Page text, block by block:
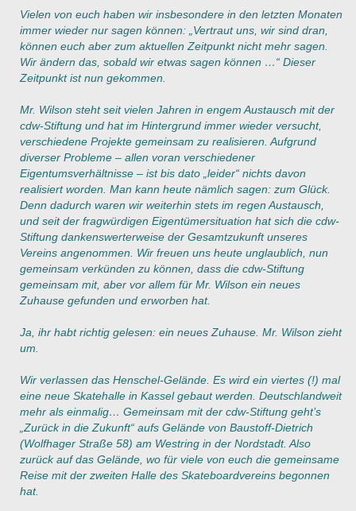
Vielen von euch haben wir insbesondere in den letzten Monaten
immer wieder nur sagen können: „Vertraut uns, wir sind dran,
können euch aber zum aktuellen Zeitpunkt nicht mehr sagen.
Wir ändern das, sobald wir etwas sagen können …“ Dieser
Zeitpunkt ist nun gekommen.
Mr. Wilson steht seit vielen Jahren in engem Austausch mit der
cdw-Stiftung und hat im Hintergrund immer wieder versucht,
verschiedene Projekte gemeinsam zu realisieren. Aufgrund
diverser Probleme – allen voran verschiedener
Eigentumsverhältnisse – ist bis dato „leider“ nichts davon
realisiert worden. Man kann heute nämlich sagen: zum Glück.
Denn dadurch waren wir weiterhin stets im regen Austausch,
und seit der fragwürdigen Eigentümersituation hat sich die cdw-
Stiftung dankenswerterweise der Gesamtzukunft unseres
Vereins angenommen. Wir freuen uns heute unglaublich, nun
gemeinsam verkünden zu können, dass die cdw-Stiftung
gemeinsam mit, aber vor allem für Mr. Wilson ein neues
Zuhause gefunden und erworben hat.
Ja, ihr habt richtig gelesen: ein neues Zuhause. Mr. Wilson zieht
um.
Wir verlassen das Henschel-Gelände. Es wird ein viertes (!) mal
eine neue Skatehalle in Kassel gebaut werden. Deutschlandweit
mehr als einmalig… Gemeinsam mit der cdw-Stiftung geht’s
„Zurück in die Zukunft“ aufs Gelände von Baustoff-Dietrich
(Wolfhager Straße 58) am Westring in der Nordstadt. Also
zurück auf das Gelände, wo für viele von euch die gemeinsame
Reise mit der zweiten Halle des Skateboardvereins begonnen
hat.